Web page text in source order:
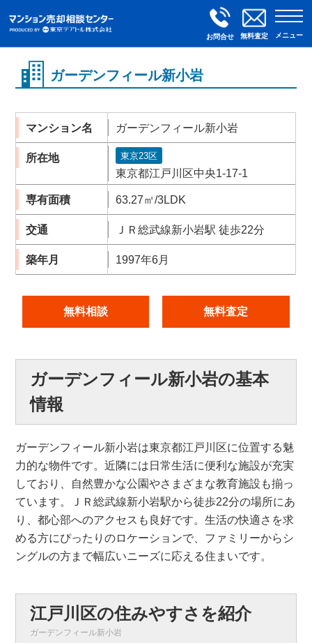
お問合せ 無料査定 メニュー
ガーデンフィール新小岩
マンション名 ガーデンフィール新小岩
所在地 東京23区
東京都江戸川区中央1-17-1
専有面積 63.27㎡/3LDK
交通 ＪＲ総武線新小岩駅 徒歩22分
築年月 1997年6月
無料相談 無料査定
ガーデンフィール新小岩の基本
情報
ガーデンフィール新小岩は東京都江戸川区に位置する魅
力的な物件です。近隣には日常生活に便利な施設が充実
しており、自然豊かな公園やさまざまな教育施設も揃っ
ています。ＪＲ総武線新小岩駅から徒歩22分の場所にあ
り、都心部へのアクセスも良好です。生活の快適さを求
める方にぴったりのロケーションで、ファミリーからシ
ングルの方まで幅広いニーズに応える住まいです。
江戸川区の住みやすさを紹介
ガーデンフィール新小岩